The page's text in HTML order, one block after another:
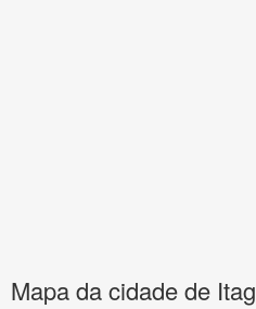
Mapa da cidade de